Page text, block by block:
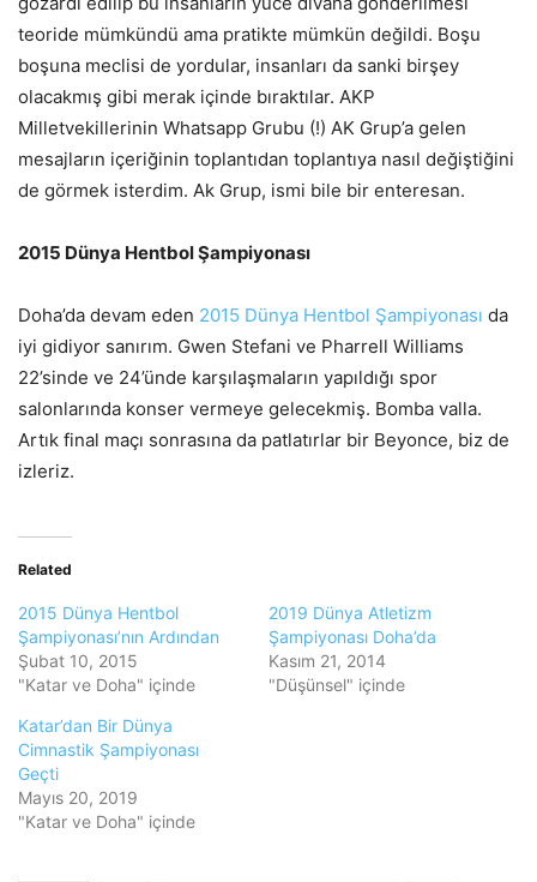
teoride mümkündü ama pratikte mümkün değildi. Boşu
boşuna meclisi de yordular, insanları da sanki birşey
olacakmış gibi merak içinde bıraktılar. AKP
Milletvekillerinin Whatsapp Grubu (!) AK Grup’a gelen
mesajların içeriğinin toplantıdan toplantıya nasıl değiştiğini
de görmek isterdim. Ak Grup, ismi bile bir enteresan.
2015 Dünya Hentbol Şampiyonası
Doha’da devam eden 2015 Dünya Hentbol Şampiyonası da
iyi gidiyor sanırım. Gwen Stefani ve Pharrell Williams
22’sinde ve 24’ünde karşılaşmaların yapıldığı spor
salonlarında konser vermeye gelecekmiş. Bomba valla.
Artık final maçı sonrasına da patlatırlar bir Beyonce, biz de
izleriz.
Related
2015 Dünya Hentbol
Şampiyonası’nın Ardından
Şubat 10, 2015
"Katar ve Doha" içinde
2019 Dünya Atletizm
Şampiyonası Doha’da
Kasım 21, 2014
"Düşünsel" içinde
Katar’dan Bir Dünya
Cimnastik Şampiyonası
Geçti
Mayıs 20, 2019
"Katar ve Doha" içinde